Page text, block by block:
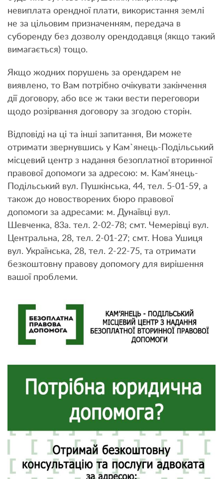
невиплата орендної плати, використання землі
не за цільовим призначенням, передача в
суборенду без дозволу орендодавця (якщо такий
вимагається) тощо.
Якщо жодних порушень за орендарем не
виявлено, то Вам потрібно очікувати закінчення
дії договору, або все ж таки вести переговори
щодо розірвання договору за згодою сторін.
Відповіді на ці та інші запитання, Ви можете
отримати звернувшись у Кам`янець-Подільський
місцевий центр з надання безоплатної вторинної
правової допомоги за адресою: м. Кам’янець-
Подільський вул. Пушкінська, 44, тел. 5-01-59, а
також до новостворених бюро правової
допомоги за адресами: м. Дунаївці вул.
Шевченка, 83а. тел. 2-02-78; смт. Чемерівці вул.
Центральна, 28, тел. 2-01-27; смт. Нова Ушиця
вул. Українська, 28, тел. 2-22-75, та отримати
безкоштовну правову допомогу для вирішення
вашої проблеми.